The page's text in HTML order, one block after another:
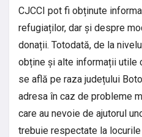
CJCCI pot fi obținute
refugiaților, dar și despre
donații. Totodată, de la
obține și alte informații utile
se află pe raza județului
adresa în caz de probleme
care au nevoie de ajutorul
trebuie respectate la